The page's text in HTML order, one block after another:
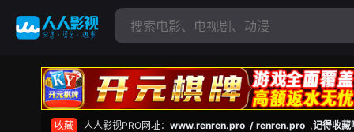
收藏 人人影视PRO网址： www.renren.pro / renren.pro ,记得收藏